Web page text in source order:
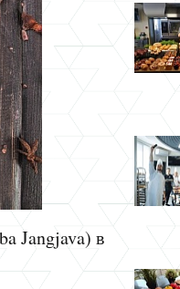
Jangjava) в